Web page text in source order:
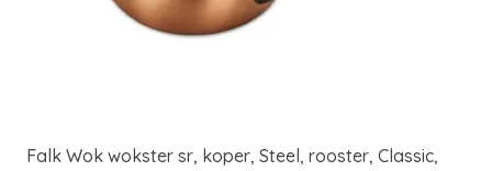
Falk Wok wokster sr, koper, Steel, rooster, Classic,